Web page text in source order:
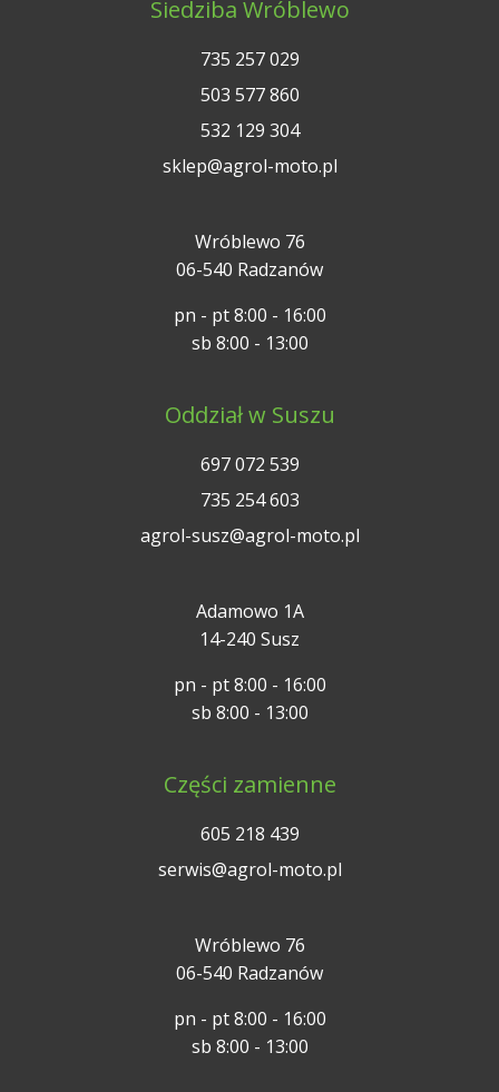
Siedziba Wróblewo
735 257 029
503 577 860
532 129 304
sklep@agrol-moto.pl
Wróblewo 76
06-540 Radzanów
pn - pt 8:00 - 16:00
sb 8:00 - 13:00
Oddział w Suszu
697 072 539
735 254 603
agrol-susz@agrol-moto.pl
Adamowo 1A
14-240 Susz
pn - pt 8:00 - 16:00
sb 8:00 - 13:00
Części zamienne
605 218 439
serwis@agrol-moto.pl
Wróblewo 76
06-540 Radzanów
pn - pt 8:00 - 16:00
sb 8:00 - 13:00